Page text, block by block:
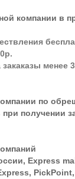
компании в
менее
по
получении
Express